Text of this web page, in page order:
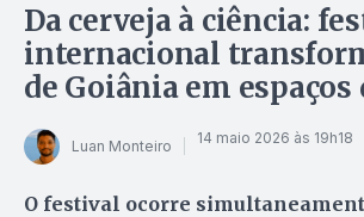
Da cerveja à ciência:
internacional
de Goiânia em espaços
Luan Monteiro 14 maio 2026 às 19h18
O festival ocorre